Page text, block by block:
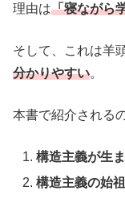
理由は「寝ながら
そして、これは羊
分かりやすい。
本書で紹介される
構造主義が生
構造主義の始